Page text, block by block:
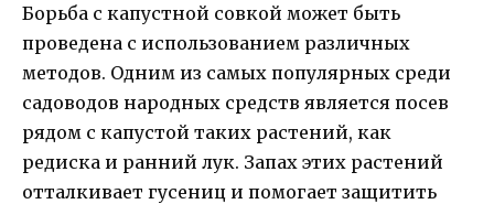
Борьба с капустной совкой может быть
проведена с использованием различных
методов. Одним из самых популярных среди
садоводов народных средств является посев
рядом с капустой таких растений, как
редиска и ранний лук. Запах этих растений
отталкивает гусениц и помогает защитить